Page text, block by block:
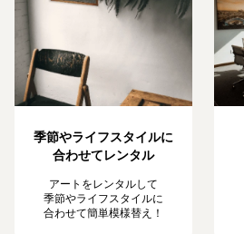
季節やライフスタイルに
合わせてレンタル
アートをレンタルして
季節やライフスタイルに
合わせて簡単模様替え！